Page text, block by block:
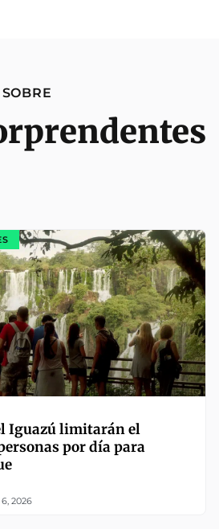
Iguazú limitarán el
por día para
2026